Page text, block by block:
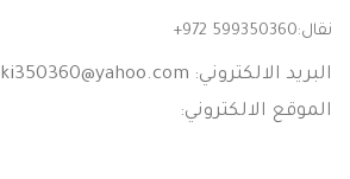
نقال:+972 599350360
البريد الالكتروني: ki350360@yahoo.com
الموقع الالكتروني: